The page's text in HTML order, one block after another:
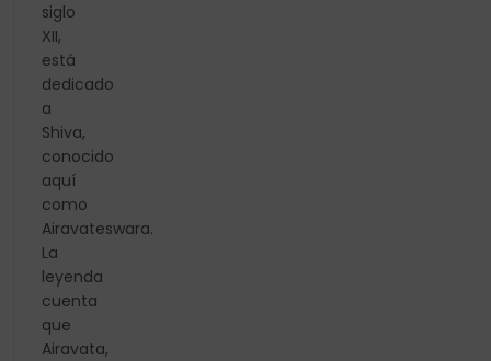
siglo
XII,
está
dedicado
a
Shiva,
conocido
aquí
como
Airavateswara.
La
leyenda
cuenta
que
Airavata,